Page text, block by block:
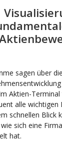
sagen über die
Aktien-Terminal
alle wichtigen
schnellen Blick
sich eine
hat.